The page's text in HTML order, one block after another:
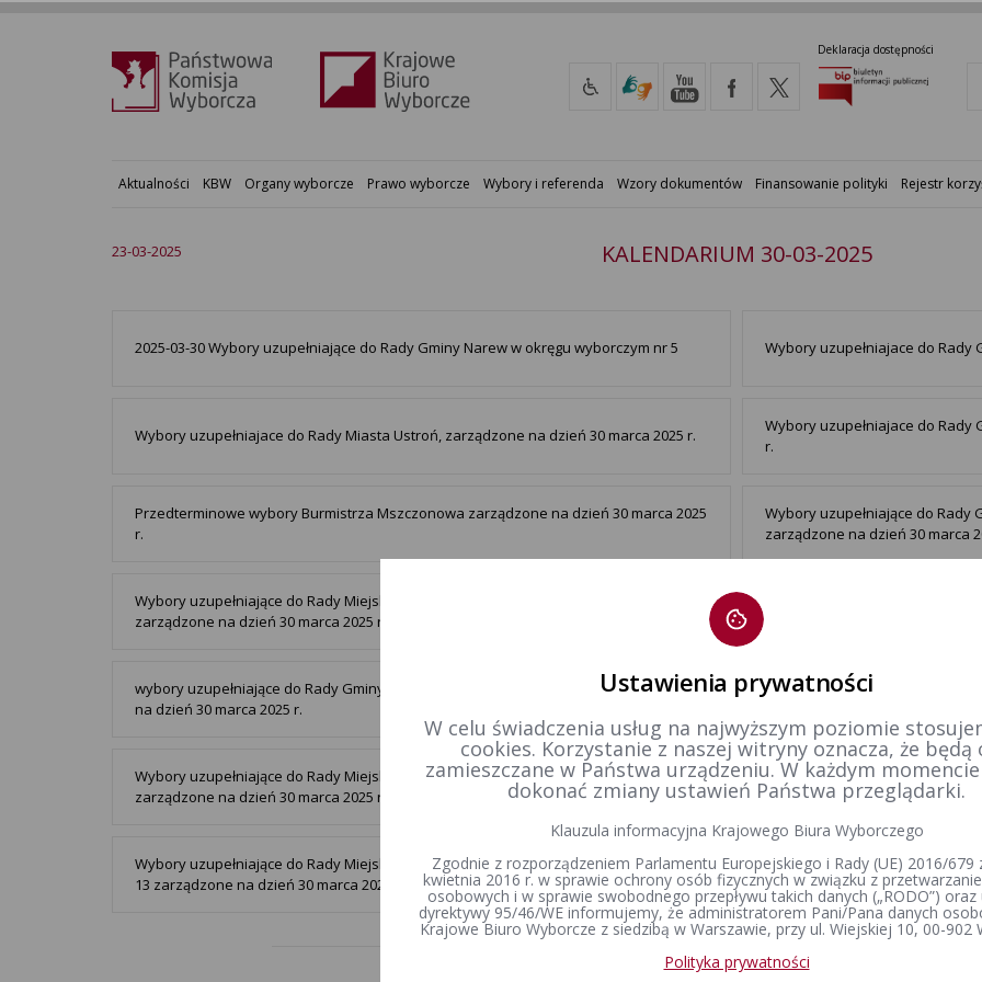
Deklaracja dostępności
Aktualności KBW Organy wyborcze Prawo wyborcze Wybory i referenda Wzory dokumentów Finansowanie polityki Rejestr
23-03-2025 KALENDARIUM 30-03-2025
2025-03-30 Wybory uzupełniające do Rady Gminy Narew w okręgu wyborczym nr 5 Wybory uzupełniajace do Rady
Wybory uzupełniajace do Rady Miasta Ustroń, zarządzone na dzień 30 marca 2025 r.
Wybory uzupełniajace do Rady
r.
Przedterminowe wybory Burmistrza Mszczonowa zarządzone na dzień 30 marca 2025
r.
Wybory uzupełniające do Rady
zarządzone na dzień 30 marca
Wybory uzupełniające do Rady Miejskiej w Czerwieńsku, w okręgu wyborczym nr 9,
zarządzone na dzień 30 marca 2025 r.
Wybory uzupełniające do
wybory uzupełniające do Rady Gminy Babice w okręgu wyborczym nr 14, zarządzone
na dzień 30 marca 2025 r.
2025-03-30 Wybory
Wybory uzupełniające do Rady Miejskiej w Małomicach, w okręgu wyborczym nr 9,
zarządzone na dzień 30 marca 2025 r.
Wybory uzupełniające do Rady
dzień 30 marca 2025 r. - bez
Wybory uzupełniające do Rady Miejskiej w Piwnicznej-Zdroju w okręgu wyborczym nr
13 zarządzone na dzień 30 marca 2025 r.
Wybory uzupełniające do Rady
zarządzone na dzień 30 marca
Ustawienia prywatności
W celu świadczenia usług na najwyższym poziomie
cookies. Korzystanie z naszej witryny oznacza, że będą
zamieszczane w Państwa urządzeniu. W każdym
dokonać zmiany ustawień Państwa przeglądarki.
Klauzula informacyjna Krajowego Biura Wyborczego
Zgodnie z rozporządzeniem Parlamentu Europejskiego i Rady (UE) 2016/679
kwietnia 2016 r. w sprawie ochrony osób fizycznych w związku z
osobowych i w sprawie swobodnego przepływu takich danych („RODO”) oraz
dyrektywy 95/46/WE informujemy, że administratorem Pani/Pana danych
Krajowe Biuro Wyborcze z siedzibą w Warszawie, przy ul. Wiejskiej 10, 00-902
Polityka prywatności